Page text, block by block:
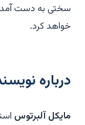
سختی به دست
خواهد کرد.
درباره
مایکل آلبرتوس